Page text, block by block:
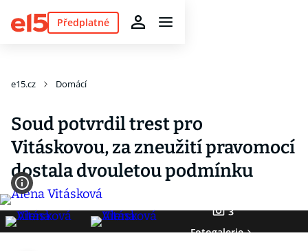
Předplatné
e15.cz Domácí
Soud potvrdil trest pro
Vitáskovou, za zneužití pravomocí
dostala dvouletou podmínku
3
Fotogalerie